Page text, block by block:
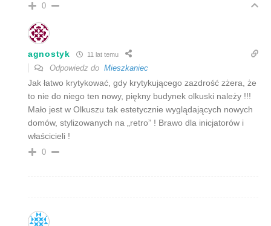
0
agnostyk 11 lat temu
Odpowiedz do Mieszkaniec
Jak łatwo krytykować, gdy krytykującego zazdrość zżera, że
to nie do niego ten nowy, piękny budynek olkuski należy !!!
Mało jest w Olkuszu tak estetycznie wyglądających nowych
domów, stylizowanych na „retro” ! Brawo dla inicjatorów i
właścicieli !
0